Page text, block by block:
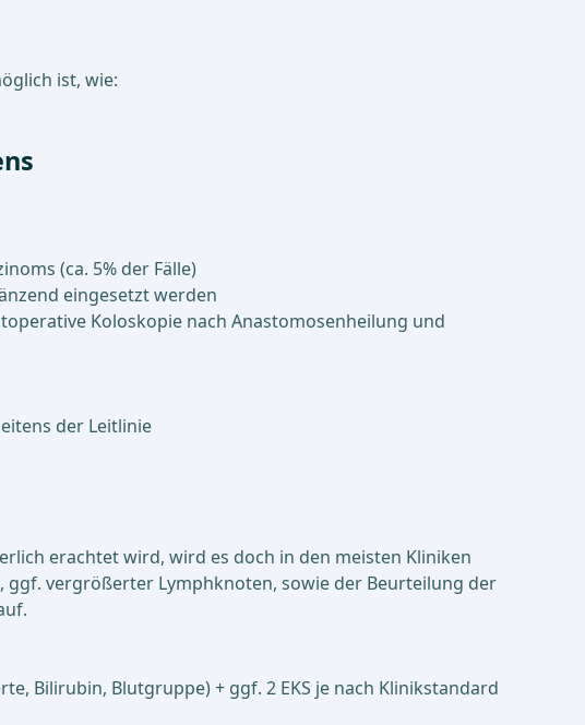
ist, wie:
(ca. 5% der Fälle)
eingesetzt werden
Koloskopie nach Anastomosenheilung und
der Leitlinie
erachtet wird, wird es doch in den meisten Kliniken
vergrößerter Lymphknoten, sowie der Beurteilung der
Bilirubin, Blutgruppe) + ggf. 2 EKS je nach Klinikstandard